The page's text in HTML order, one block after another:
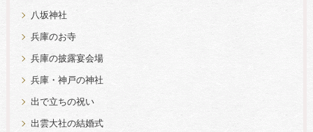
八坂神社
兵庫のお寺
兵庫の披露宴会場
兵庫・神戸の神社
出で立ちの祝い
出雲大社の結婚式